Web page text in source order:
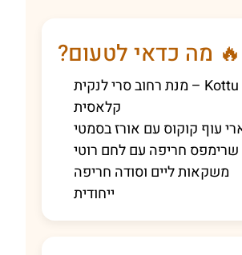
🔥 מה כדאי לטעום?
Kottu – מנת רחוב סרי לנקית
קלאסית
עוף קוקוס עם אורז בסמטי
חריפה עם לחם רוטי
משקאות ליים וסודה חריפה
ייחודית